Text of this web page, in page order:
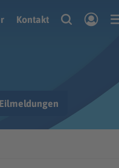
Kontakt
Eilmeldungen